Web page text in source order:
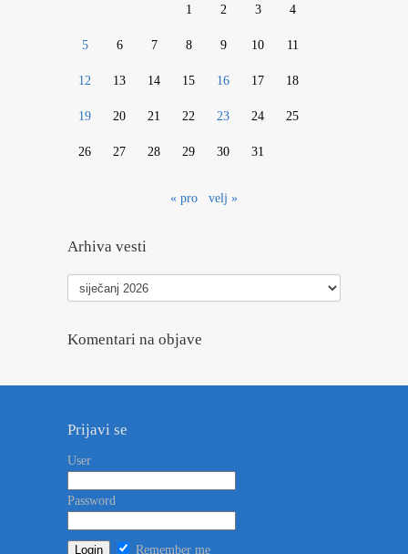
1 2 3 4
5 6 7 8 9 10 11
12 13 14 15 16 17 18
19 20 21 22 23 24 25
26 27 28 29 30 31
« pro velj »
Arhiva vesti
Arhiva
vesti
Komentari na objave
Prijavi se
User
Password
Remember me